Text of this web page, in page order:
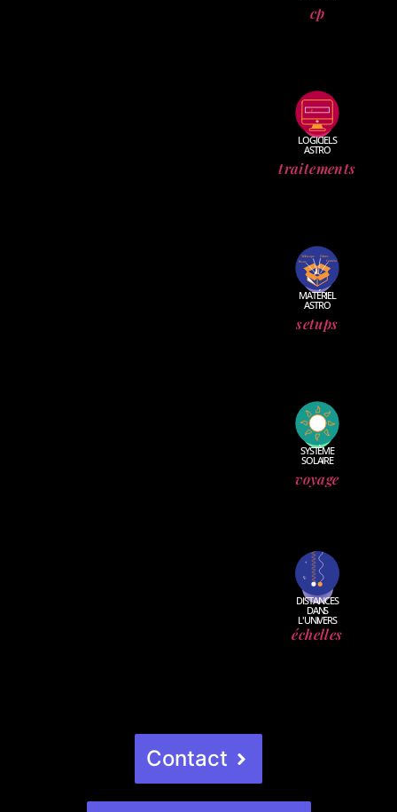
cp
P ixel
LOGICIELS
ASTRO
traitements
Focus Caméra
Télesc ope Filt es
MATÉRIEL
ASTRO
setups
SYSTÈME
SOLAIRE
voyage
E
v
DISTANCES
DANS
L'UNIVERS
échelles
Contact